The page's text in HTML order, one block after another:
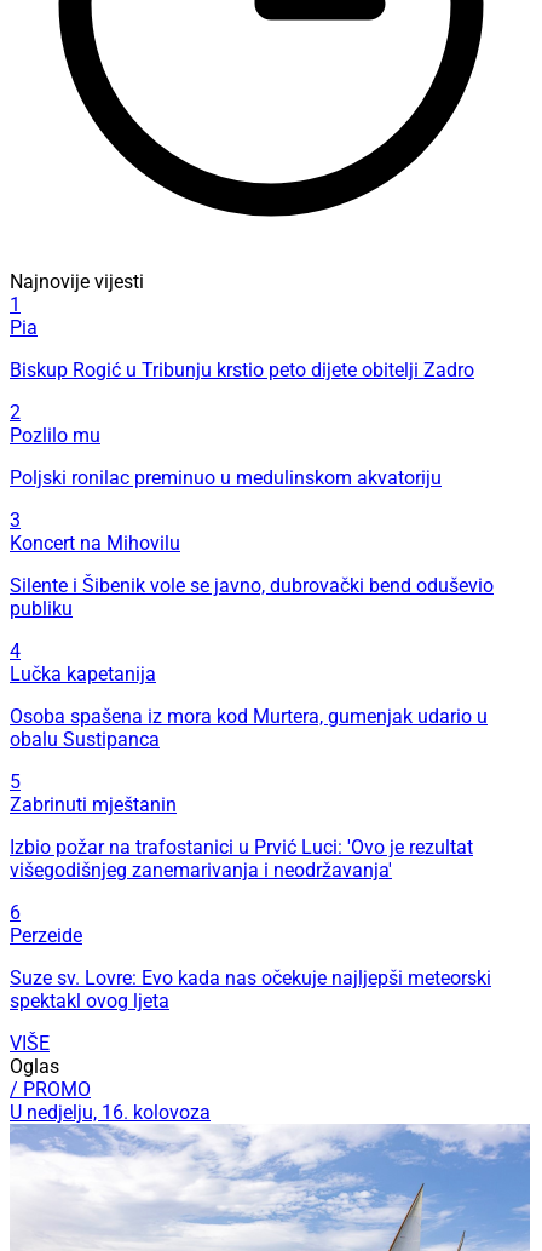
Najnovije vijesti
1
Pia
Biskup Rogić u Tribunju krstio peto dijete obitelji Zadro
2
Pozlilo mu
Poljski ronilac preminuo u medulinskom akvatoriju
3
Koncert na Mihovilu
Silente i Šibenik vole se javno, dubrovački bend oduševio
publiku
4
Lučka kapetanija
Osoba spašena iz mora kod Murtera, gumenjak udario u
obalu Sustipanca
5
Zabrinuti mještanin
Izbio požar na trafostanici u Prvić Luci: 'Ovo je rezultat
višegodišnjeg zanemarivanja i neodržavanja'
6
Perzeide
Suze sv. Lovre: Evo kada nas očekuje najljepši meteorski
spektakl ovog ljeta
VIŠE
Oglas
/ PROMO
U nedjelju, 16. kolovoza